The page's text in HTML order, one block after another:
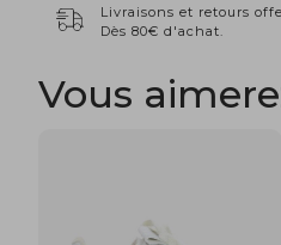
Livraisons et retours
Dès 80€ d'achat.
Vous